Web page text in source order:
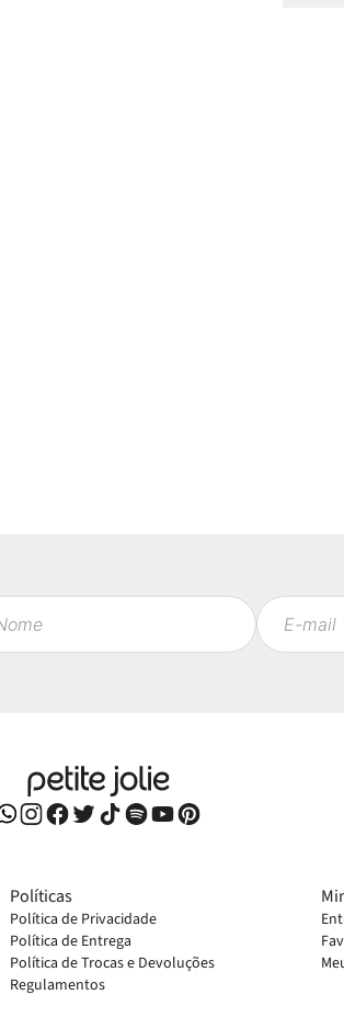
Políticas
Política de Privacidade
Política de Entrega
Política de Trocas e Devoluções
Regulamentos